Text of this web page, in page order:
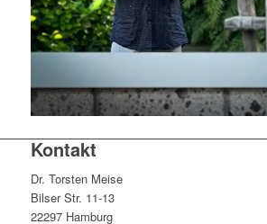
Kontakt
Dr. Torsten Meise
Bilser Str. 11-13
22297 Hamburg